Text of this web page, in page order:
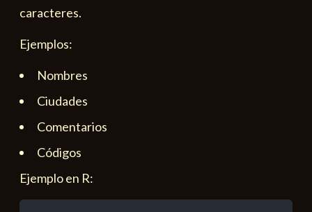
caracteres.
Ejemplos:
Nombres
Ciudades
Comentarios
Códigos
Ejemplo en R: